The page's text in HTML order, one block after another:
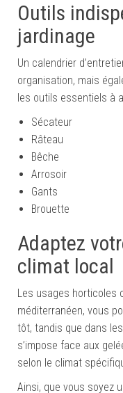
Outils
jardinage
Un calendrier
organisation, mais
les outils essentiels à
Sécateur
Râteau
Bêche
Arrosoir
Gants
Brouette
Adaptez
climat local
Les usages horticoles
méditerranéen, vous
tôt, tandis que dans
s’impose face aux
selon le climat
Ainsi, que vous soyez